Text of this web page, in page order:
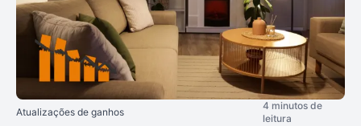
Atualizações de ganhos
4 minutos de
leitura